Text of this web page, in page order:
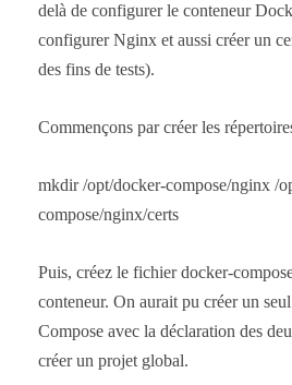
delà de configurer le conteneur
configurer Nginx et aussi créer un
des fins de tests).
Commençons par créer les
mkdir /opt/docker-compose/nginx /
compose/nginx/certs
Puis, créez le fichier docker-
conteneur. On aurait pu créer un
Compose avec la déclaration des
créer un projet global.